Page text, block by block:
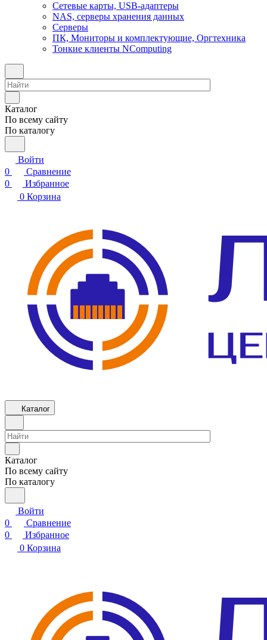
Сетевые карты, USB-адаптеры
NAS, серверы хранения данных
Серверы
ПК, Мониторы и комплектующие, Оргтехника
Тонкие клиенты NComputing
Каталог
По всему сайту
По каталогу
Войти
0
Сравнение
0
Избранное
0 Корзина
Каталог
Каталог
По всему сайту
По каталогу
Войти
0
Сравнение
0
Избранное
0 Корзина